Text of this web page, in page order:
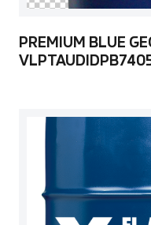
PREMIUM BLUE